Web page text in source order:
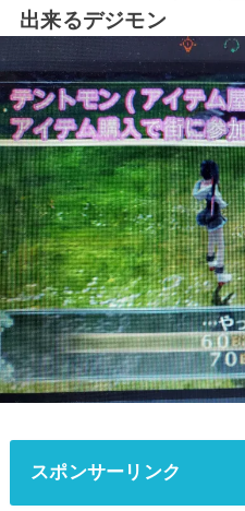
出来るデジモン
スポンサーリンク